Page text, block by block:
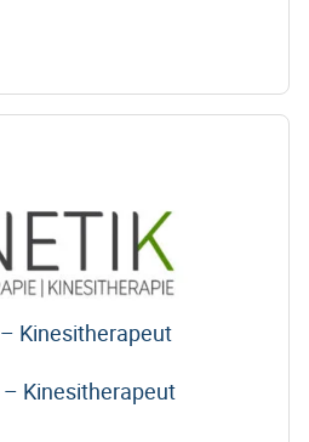
– Kinesitherapeut
– Kinesitherapeut